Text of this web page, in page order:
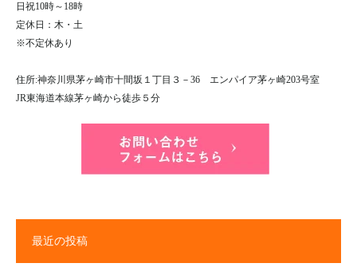
日祝10時～18時
定休日：木・土
※不定休あり
住所:神奈川県茅ヶ崎市十間坂１丁目３－36 エンパイア茅ヶ崎203号室
JR東海道本線茅ヶ崎から徒歩５分
最近の投稿